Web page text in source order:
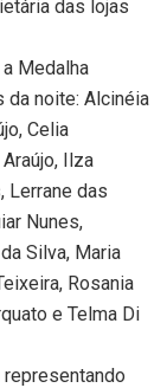
das lojas
Medalha
da noite: Alcinéia
Celia
Ilza
Lerrane das
Nunes,
Silva, Maria
Rosania
e Telma Di
representando